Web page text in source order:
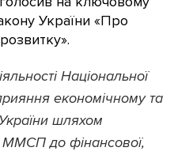
України «Про
Національної
економічному та
шляхом
ММСП до фінансової,